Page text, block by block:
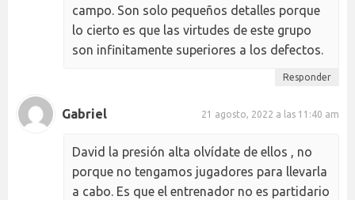
campo. Son solo pequeños detalles porque
lo cierto es que las virtudes de este grupo
son infinitamente superiores a los defectos.
Responder
Gabriel 21 agosto, 2022 a las 11:40 am
David la presión alta olvídate de ellos , no
porque no tengamos jugadores para llevarla
a cabo. Es que el entrenador no es partidario